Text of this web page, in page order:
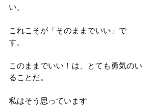
い。
これこそが「そのままでいい」で
す。
このままでいい！は、とても勇気のい
ることだ。
私はそう思っています